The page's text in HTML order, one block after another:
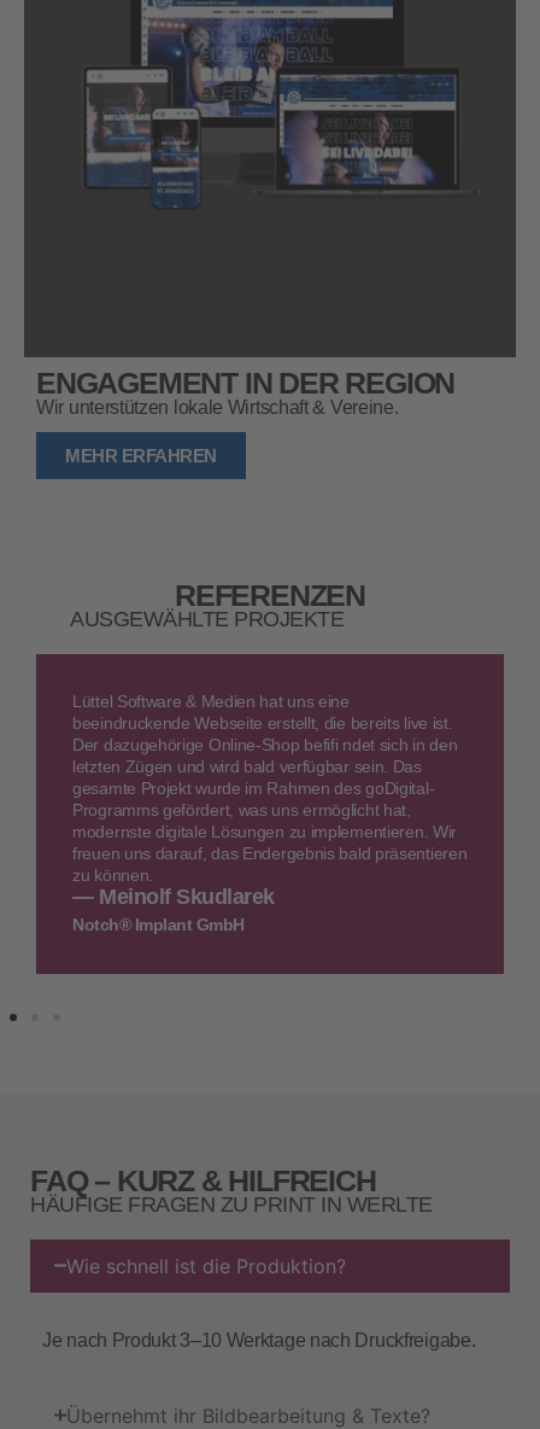
ENGAGEMENT IN DER REGION
Wir unterstützen lokale Wirtschaft & Vereine.
MEHR ERFAHREN
REFERENZEN
AUSGEWÄHLTE PROJEKTE
Lüttel Software & Medien hat uns eine
beeindruckende Webseite erstellt, die bereits live ist.
Der dazugehörige Online-Shop befifi ndet sich in den
letzten Zügen und wird bald verfügbar sein. Das
gesamte Projekt wurde im Rahmen des goDigital-
Programms gefördert, was uns ermöglicht hat,
modernste digitale Lösungen zu implementieren. Wir
freuen uns darauf, das Endergebnis bald präsentieren
zu können.
— Meinolf Skudlarek
Notch® Implant GmbH
FAQ – KURZ & HILFREICH
HÄUFIGE FRAGEN ZU PRINT IN WERLTE
Wie schnell ist die Produktion?
Je nach Produkt 3–10 Werktage nach Druckfreigabe.
Übernehmt ihr Bildbearbeitung & Texte?